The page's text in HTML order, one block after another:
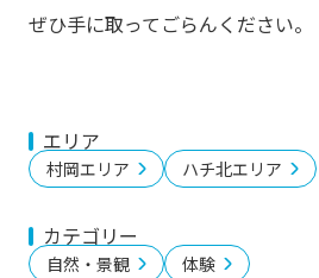
ぜひ手に取ってごらんください。
エリア
村岡エリア ハチ北エリア
カテゴリー
自然・景観 体験